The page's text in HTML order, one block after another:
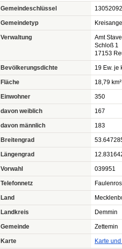
Gemeindeschlüssel 13052092
Gemeindetyp
Verwaltung
Amt
Schloß 1
17153
Bevölkerungsdichte 19 Ew. je
Fläche 18,79 km²
Einwohner 350
davon weiblich 167
davon männlich 183
Breitengrad
Längengrad
Vorwahl 039951
Telefonnetz
Land
Landkreis Demmin
Gemeinde Zettemin
Karte Karte